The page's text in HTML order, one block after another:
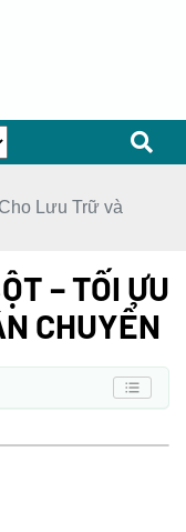
Lưu Trữ và
– TỐI ƯU
CHUYỂN